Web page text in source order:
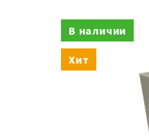
В наличии
Хит